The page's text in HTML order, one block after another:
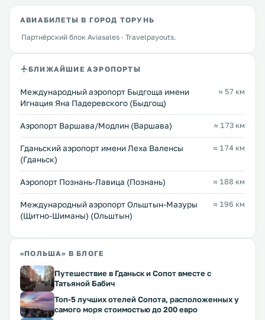
АВИАБИЛЕТЫ В ГОРОД ТОРУНЬ
Партнёрский блок Aviasales · Travelpayouts.
БЛИЖАЙШИЕ АЭРОПОРТЫ
Международный аэропорт Быдгоща имени
Игнация Яна Падеревского (Быдгощ)
≈ 57 км
Аэропорт Варшава/Модлин (Варшава) ≈ 173 км
Гданьский аэропорт имени Леха Валенсы
(Гданьск)
≈ 174 км
Аэропорт Познань-Лавица (Познань) ≈ 188 км
Международный аэропорт Ольштын-Мазуры
(Щитно-Шиманы) (Ольштын)
≈ 196 км
«ПОЛЬША» В БЛОГЕ
Путешествие в Гданьск и Сопот вместе с
Татьяной Бабич
Топ-5 лучших отелей Сопота, расположенных у
самого моря стоимостью до 200 евро